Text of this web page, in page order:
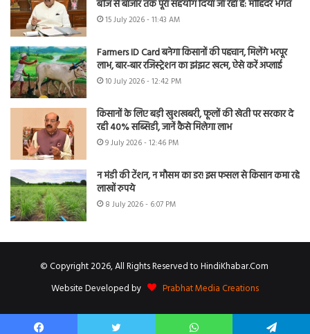
बीज से बाजार तक पूरा सहयोग दिया जा रहा है: मोहिंदर भगत
15 July 2026 - 11:43 AM
Farmers ID Card बनेगा किसानों की पहचान, मिलेंगे भरपूर
लाभ, बार-बार रजिस्ट्रेशन का झंझट खत्म, ऐसे करें अप्लाई
10 July 2026 - 12:42 PM
किसानों के लिए बड़ी खुशखबरी, फूलों की खेती पर सरकार दे
रही 40% सब्सिडी, जानें कैसे मिलेगा लाभ
9 July 2026 - 12:46 PM
न मंडी की टेंशन, न मौसम का डर! इस फसल से किसान कमा रहे
लाखों रुपये
8 July 2026 - 6:07 PM
© Copyright 2026, All Rights Reserved to HindiKhabar.Com
Website Developed by
Prabhat Media Creations